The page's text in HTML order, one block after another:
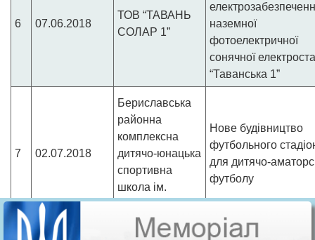
6 07.06.2018
ТОВ “ТАВАНЬ
СОЛАР 1”
наземної
фотоелектричної
сонячної
“Таванська 1”
7 02.07.2018
Бериславська
районна
комплексна
дитячо-юнацька
спортивна
школа ім.
В.С.Сергеєва
Нове будівництво
футбольного
для дитячо-
футболу
Реконструкція